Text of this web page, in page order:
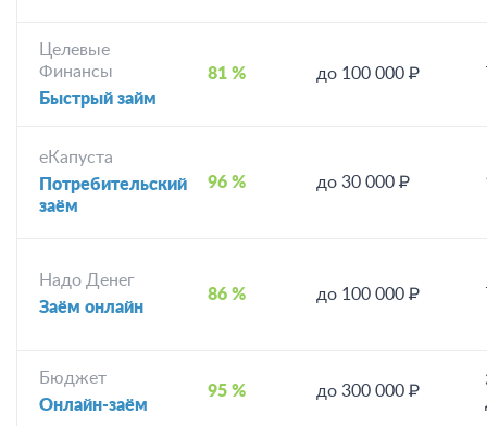
Целевые
Финансы
Быстрый займ
81 % до 100 000 ₽
еКапуста
Потребительский
заём
96 % до 30 000 ₽
Надо Денег
Заём онлайн
86 % до 100 000 ₽
Бюджет
Онлайн-заём
95 % до 300 000 ₽